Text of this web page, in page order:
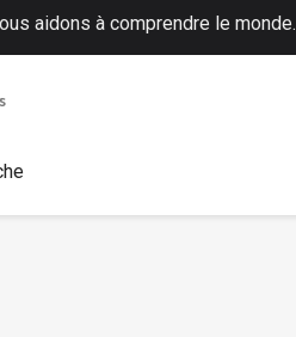
aidons à comprendre le monde.